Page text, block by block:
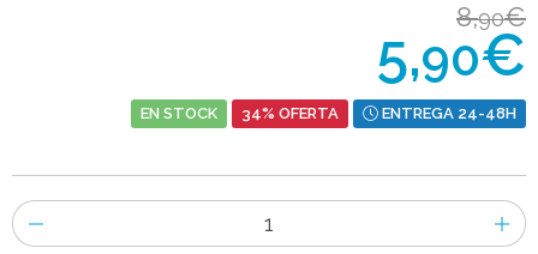
8,90€
5,90€
EN STOCK 34% OFERTA ENTREGA 24-48H
Número
de